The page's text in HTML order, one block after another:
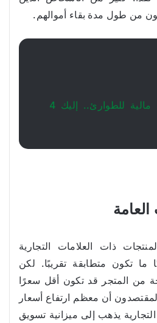
من طول مدة بقاء أموالهم.
كيفية بناء خطة مالية للطوارئ.. إليك 4
ذات العلامات التجارية
ما تكون متطابقة تقريبًا. لكن
من المتجر قد تكون أقل سعرًا
يدرك المقتصدون أن معظم ارتفاع أسعار
يذهب إلى ميزانية تسويق